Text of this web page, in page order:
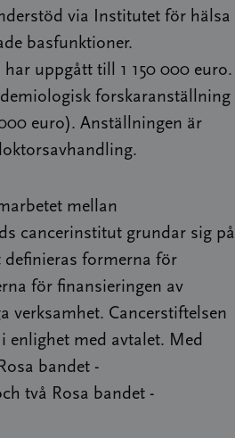
via Institutet för hälsa
basfunktioner.
uppgått till 1 150 000 euro.
forskaranställning
euro). Anställningen är
mellan
cancerinstitut grundar sig på
definieras formerna för
för finansieringen av
verksamhet. Cancerstiftelsen
enlighet med avtalet. Med
bandet -
två Rosa bandet -